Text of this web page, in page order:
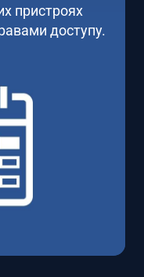
пристроях
доступу.